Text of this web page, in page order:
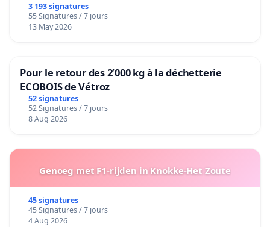
3 193 signatures
55 Signatures / 7 jours
13 May 2026
Pour le retour des 2’000 kg à la déchetterie
ECOBOIS de Vétroz
52 signatures
52 Signatures / 7 jours
8 Aug 2026
Genoeg met F1-rijden in Knokke-Het Zoute
45 signatures
45 Signatures / 7 jours
4 Aug 2026